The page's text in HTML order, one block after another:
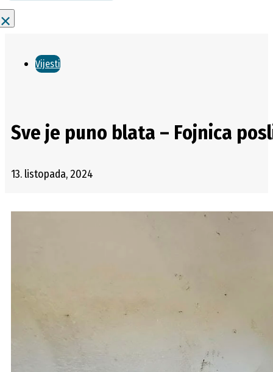
×
Vijesti
Sve je puno blata – Fojnica
13. listopada, 2024